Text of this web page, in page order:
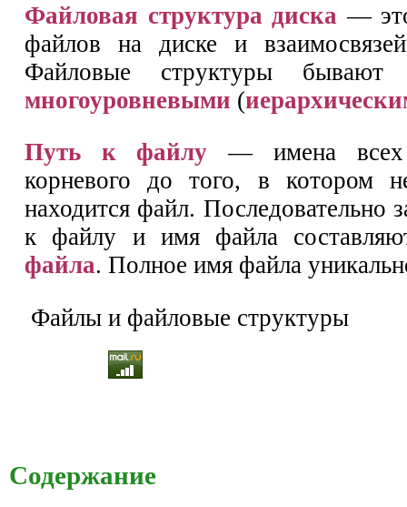
Файловая структура диска —
файлов на диске и
Файловые структуры
многоуровневыми (
Путь к файлу — имена всех
корневого до того, в котором
находится файл. Последовательно
к файлу и имя файла
файла. Полное имя файла
Файлы и файловые структуры
Содержание